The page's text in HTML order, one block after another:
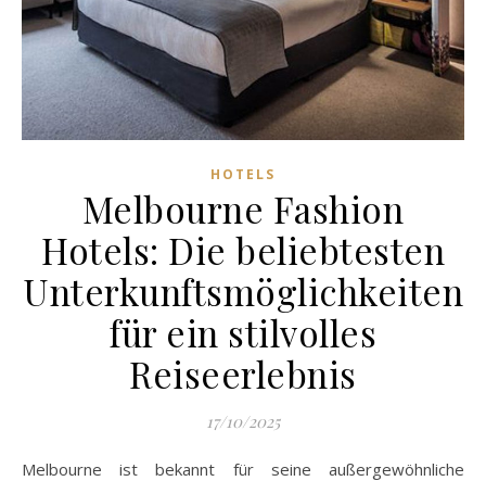
HOTELS
Melbourne Fashion
Hotels: Die beliebtesten
Unterkunftsmöglichkeiten
für ein stilvolles
Reiseerlebnis
17/10/2025
Melbourne ist bekannt für seine außergewöhnliche